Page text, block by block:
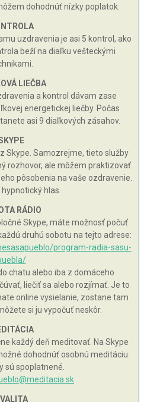
dohodnúť nízky poplatok.
uzdravenia je asi 5 kontrol, ako
beží na diaľku vešteckými
LIEČBA
a kontrol dávam zase
energetickej liečby. Počas
asi 9 diaľkových zásahov.
Skype. Samozrejme, tieto služby
rozhovor, ale môžem praktizovať
pôsobenia na vaše ozdravenie.
hlas.
RÁDIO
Skype, máte možnosť počuť
druhú sobotu na tejto adrese:
program-radia-sasu-
chatu alebo iba z domáceho
liečiť sa alebo rozjímať. Je to
online vysielanie, zostane tam
si ju vypočuť neskôr.
každý deň meditovať. Na Skype
dohodnúť osobnú meditáciu.
sú spoplatnené.